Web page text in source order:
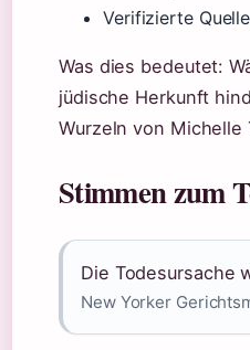
Verifizierte
Was dies bedeutet:
jüdische Herkunft
Wurzeln von
Stimmen zum
Die Todesursache
New Yorker